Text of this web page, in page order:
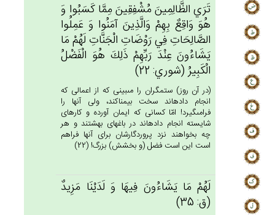
تَرَي‌ الظَّالِمِين‌َ مُشْفِقِين‌َ مِمَّا كَسَبُوا وَ
هُوَ وَاقِع‌ٌ بِهِم‌ْ وَالَّذِين‌َ آمَنُوا وَ عَمِلُوا
الصَّالِحَات‌ِ فِي‌ رَوْضَات‌ِ الْجَنَّات‌ِ لَهُمْ‌ مَا
يَشَاءُون‌َ عِنْدَ رَبِّهِم‌ْ ذَلِك‌َ هُوَ الْفَضْل‌ُ
الْكَبِيرُ (شوري: 22)
(در آن روز) ستمگران را مى‏بينى كه از اعمالى كه
انجام داده‏اند سخت بيمناكند، ولى آنها را
فرامى‏گيرد! امّا كسانى كه ايمان آورده و كارهاى
شايسته انجام داده‏اند در باغهاى بهشتند و هر
چه بخواهند نزد پروردگارشان براى آنها فراهم
است اين است فضل (و بخشش) بزرگ! (22)
لَهُمْ‌ مَا يَشَاءُون‌َ فِيهَا وَ لَدَيْنَا مَزِيدٌ
(ق: 35)